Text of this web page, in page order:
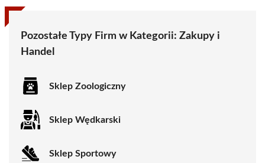
Pozostałe Typy Firm w Kategorii: Zakupy i
Handel
Sklep Zoologiczny
Sklep Wędkarski
Sklep Sportowy